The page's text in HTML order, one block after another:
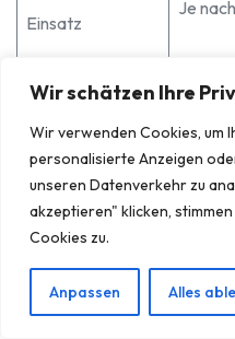
Wir schätzen Ihre
Wir verwenden Cookies, um
personalisierte Anzeigen
unseren Datenverkehr zu
akzeptieren" klicken,
Cookies zu.
Anpassen Alles
Einsatz
Je
Bitte beachten Sie, dass
konkretes Angebot, das auf
kontaktieren Sie uns bitte.
austauschen Kostenkönnen
Vorbeugen Ist
Wartungstipps